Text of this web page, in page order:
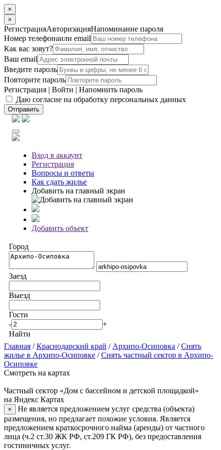
×
×
РегистрацияАвторизацияНапоминание пароля
Номер телефонаили email
Как вас зовут?
Ваш email
Введите пароль
Повторите пароль
Регистрация | Войти | Напомнить пароль
Даю согласие на обработку персональных данных
Отправить
Вход в аккаунт
Регистрация
Вопросы и ответы
Как сдать жилье
Добавить на главный экран
Добавить объект
Город
Заезд
Выезд
Гости
-
+
Найти
Главная /Краснодарский край / Архипо-Осиповка /Снять
жилье в Архипо-Осиповке /Снять частный сектор в Архипо-
Осиповке
Смотреть на картах
Частный сектор «Дом с бассейном и детской площадкой»
на Яндекс Картах
×
Не является предложением услуг средства (объекта)
размещения, но предлагает похожие условия. Является
предложением краткосрочного найма (аренды) от частного
лица (ч.2 ст.30 ЖК РФ, ст.209 ГК РФ), без предоставления
гостиничных услуг.